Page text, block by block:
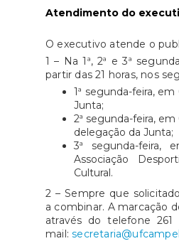
Atendimento do
O executivo atende o
1 – Na 1ª, 2ª e 3ª
partir das 21 horas, nos
1ª segunda-feira,
Junta;
2ª segunda-feira,
delegação da Junta;
3ª segunda-feira,
Associação
Cultural.
2 – Sempre que
a combinar. A marcação
através do telefone
mail: